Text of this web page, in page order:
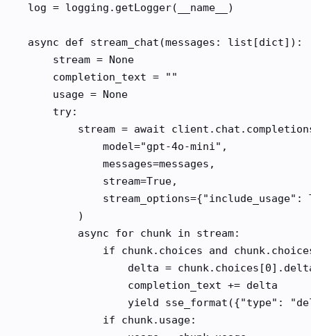
log = logging.getLogger(__name__)
async def stream_chat(messages: list[dict]):
    stream = None
    completion_text = ""
    usage = None
    try:
stream = await
            model="gpt-4o-mini",
            messages=messages,
            stream=True,
stream_options={"include_usage":
        )
        async for chunk in stream:
if chunk.choices and
delta =
                completion_text += delta
yield sse_format({"type":
            if chunk.usage: